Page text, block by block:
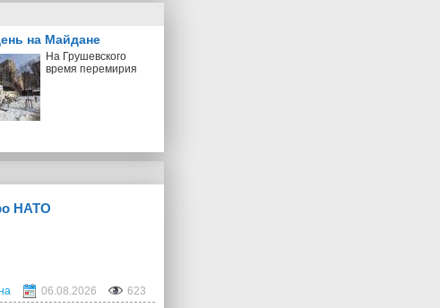
на Майдане
На Грушевского
время перемирия
НАТО
06.08.2026 623